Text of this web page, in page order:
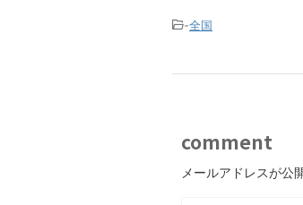
-全国
comment
メールアドレスが公